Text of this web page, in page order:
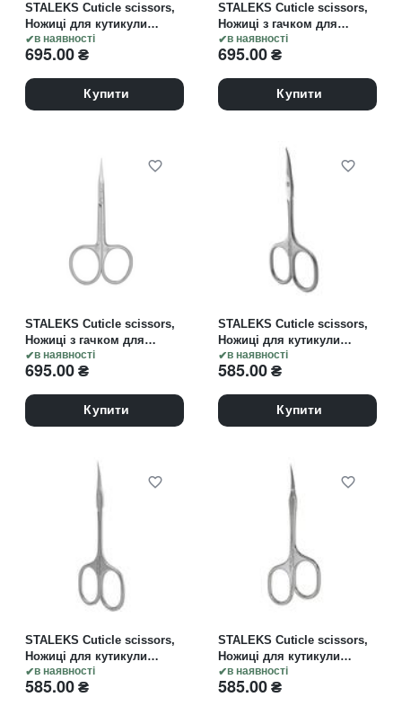
в наявності
STALEKS Cuticle scissors,
Ножиці для кутикули
EXCLUSIVE 22 TYPE 2
Magnolia
695.00₴
Купити
в наявності
STALEKS Cuticle scissors,
Ножиці з гачком для
кутикули EXCLUSIVE 23
TYPE 1 Magnolia
695.00₴
Купити
в наявності
STALEKS Cuticle scissors,
Ножиці з гачком для
кутикули EXCLUSIVE 23
TYPE 2 Magnolia
695.00₴
Купити
в наявності
STALEKS Cuticle scissors,
Ножиці для кутикули
«Ballerina» UNIQ 10 TYPE 3
585.00₴
Купити
в наявності
STALEKS Cuticle scissors,
Ножиці для кутикули
«Ballerina» UNIQ 10 TYPE 4
585.00₴
в наявності
STALEKS Cuticle scissors,
Ножиці для кутикули
«Asymmetric» UNIQ 20
TYPE 4
585.00₴